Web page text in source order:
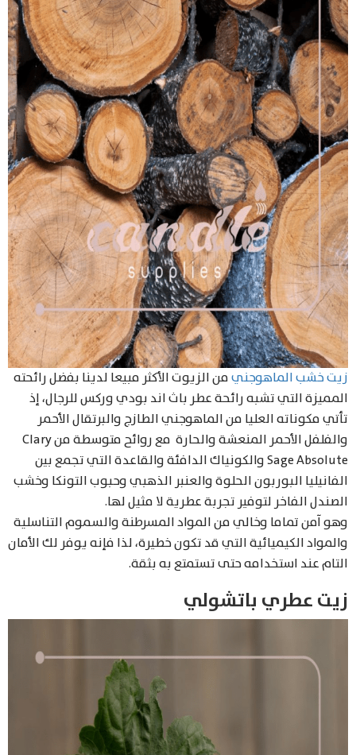
زيت خشب الماهوجنيمن الزيوت الأكثر مبيعا لدينا بفضل رائحته
المميزة التي تشبه رائحة عطر باث اند بودي وركس للرجال، إذ
تأتي مكوناته العليا من الماهوجني الطازج والبرتقال الأحمر
والفلفل الأحمر المنعشة والحارة مع روائح متوسطة من Clary
Sage Absolute والكونياك الدافئة والقاعدة التي تجمع بين
الفانيليا البوربون الحلوة والعنبر الذهبي وحبوب التونكا وخشب
الصندل الفاخر لتوفير تجربة عطرية لا مثيل لها.
وهو آمن تماما وخالي من المواد المسرطنة والسموم التناسلية
والمواد الكيميائية التي قد تكون خطيرة، لذا فإنه يوفر لك الأمان
التام عند استخدامه حتى تستمتع به بثقة.
زيت عطري باتشولي